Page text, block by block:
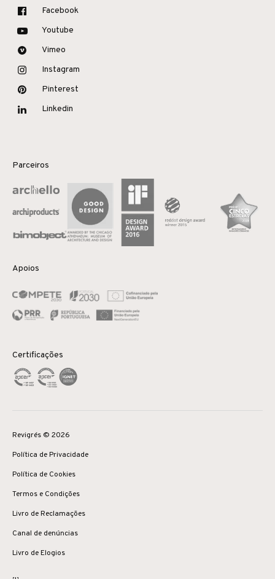
Facebook
Youtube
Vimeo
Instagram
Pinterest
Linkedin
Parceiros
Apoios
Certificações
Revigrés © 2026
Política de Privacidade
Política de Cookies
Termos e Condições
Livro de Reclamações
Canal de denúncias
Livro de Elogios